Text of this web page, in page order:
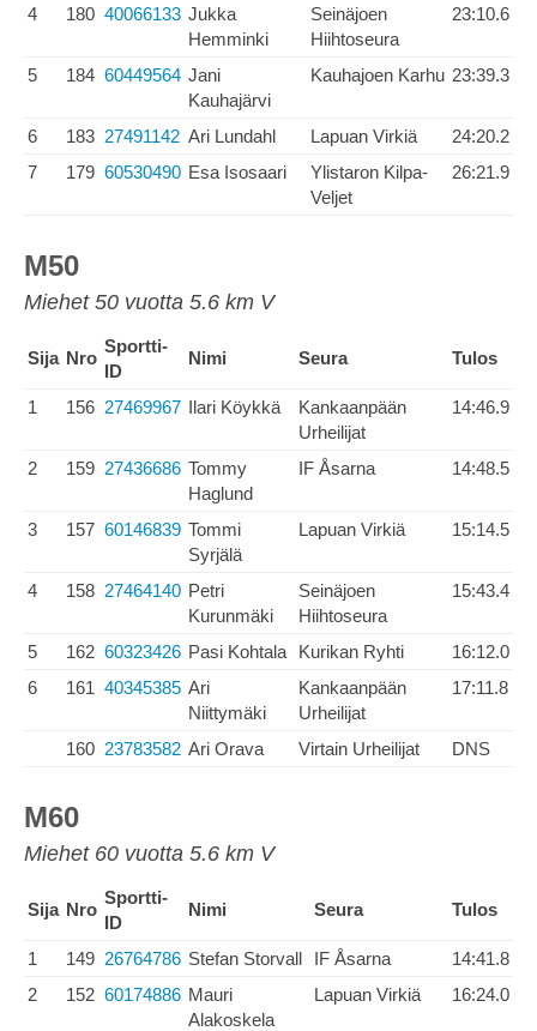
4
180 40066133 Jukka
Hemminki
Seinäjoen
Hiihtoseura
23:10.6
5 184 60449564 Jani
Kauhajärvi
Kauhajoen Karhu 23:39.3
6 183 27491142 Ari Lundahl Lapuan Virkiä
24:20.2
7
179 60530490 Esa Isosaari
Ylistaron Kilpa-
Veljet
26:21.9
M50
Miehet 50 vuotta 5.6 km V
Sija Nro
Sportti-
ID
Nimi Seura Tulos
1 156 27469967 Ilari Köykkä
Kankaanpään
Urheilijat
14:46.9
2 159 27436686 Tommy
Haglund
IF Åsarna 14:48.5
3 157 60146839 Tommi
Syrjälä
Lapuan Virkiä 15:14.5
4 158 27464140 Petri
Kurunmäki
Seinäjoen
Hiihtoseura
15:43.4
5 162 60323426 Pasi Kohtala Kurikan Ryhti
16:12.0
6
161 40345385 Ari
Niittymäki
Kankaanpään
Urheilijat
17:11.8
160 23783582 Ari Orava Virtain Urheilijat DNS
M60
Miehet 60 vuotta 5.6 km V
Sija Nro
Sportti-
ID
Nimi Seura Tulos
1 149 26764786 Stefan Storvall IF Åsarna
14:41.8
2
152 60174886 Mauri
Alakoskela
Lapuan Virkiä 16:24.0